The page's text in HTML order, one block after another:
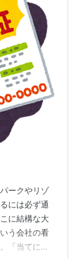
ークやリゾ
には必ず通
に結構な大
う会社の看
「当てにし